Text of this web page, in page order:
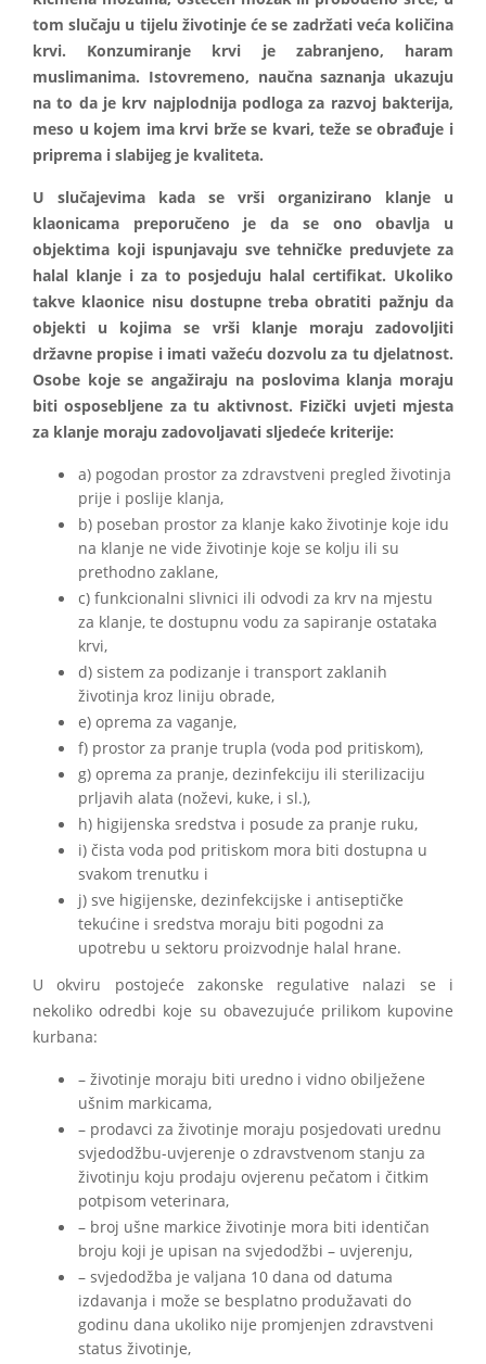
tom slučaju u tijelu životinje će se zadržati veća količina
krvi. Konzumiranje krvi je zabranjeno, haram
muslimanima. Istovremeno, naučna saznanja ukazuju
na to da je krv najplodnija podloga za razvoj bakterija,
meso u kojem ima krvi brže se kvari, teže se obrađuje i
priprema i slabijeg je kvaliteta.
U slučajevima kada se vrši organizirano klanje u
klaonicama preporučeno je da se ono obavlja u
objektima koji ispunjavaju sve tehničke preduvjete za
halal klanje i za to posjeduju halal certifikat. Ukoliko
takve klaonice nisu dostupne treba obratiti pažnju da
objekti u kojima se vrši klanje moraju zadovoljiti
državne propise i imati važeću dozvolu za tu djelatnost.
Osobe koje se angažiraju na poslovima klanja moraju
biti osposebljene za tu aktivnost. Fizički uvjeti mjesta
za klanje moraju zadovoljavati sljedeće kriterije:
a) pogodan prostor za zdravstveni pregled životinja
prije i poslije klanja,
b) poseban prostor za klanje kako životinje koje idu
na klanje ne vide životinje koje se kolju ili su
prethodno zaklane,
c) funkcionalni slivnici ili odvodi za krv na mjestu
za klanje, te dostupnu vodu za sapiranje ostataka
krvi,
d) sistem za podizanje i transport zaklanih
životinja kroz liniju obrade,
e) oprema za vaganje,
f) prostor za pranje trupla (voda pod pritiskom),
g) oprema za pranje, dezinfekciju ili sterilizaciju
prljavih alata (noževi, kuke, i sl.),
h) higijenska sredstva i posude za pranje ruku,
i) čista voda pod pritiskom mora biti dostupna u
svakom trenutku i
j) sve higijenske, dezinfekcijske i antiseptičke
tekućine i sredstva moraju biti pogodni za
upotrebu u sektoru proizvodnje halal hrane.
U okviru postojeće zakonske regulative nalazi se i
nekoliko odredbi koje su obavezujuće prilikom kupovine
kurbana:
– životinje moraju biti uredno i vidno obilježene
ušnim markicama,
– prodavci za životinje moraju posjedovati urednu
svjedodžbu-uvjerenje o zdravstvenom stanju za
životinju koju prodaju ovjerenu pečatom i čitkim
potpisom veterinara,
– broj ušne markice životinje mora biti identičan
broju koji je upisan na svjedodžbi – uvjerenju,
– svjedodžba je valjana 10 dana od datuma
izdavanja i može se besplatno produžavati do
godinu dana ukoliko nije promjenjen zdravstveni
status životinje,